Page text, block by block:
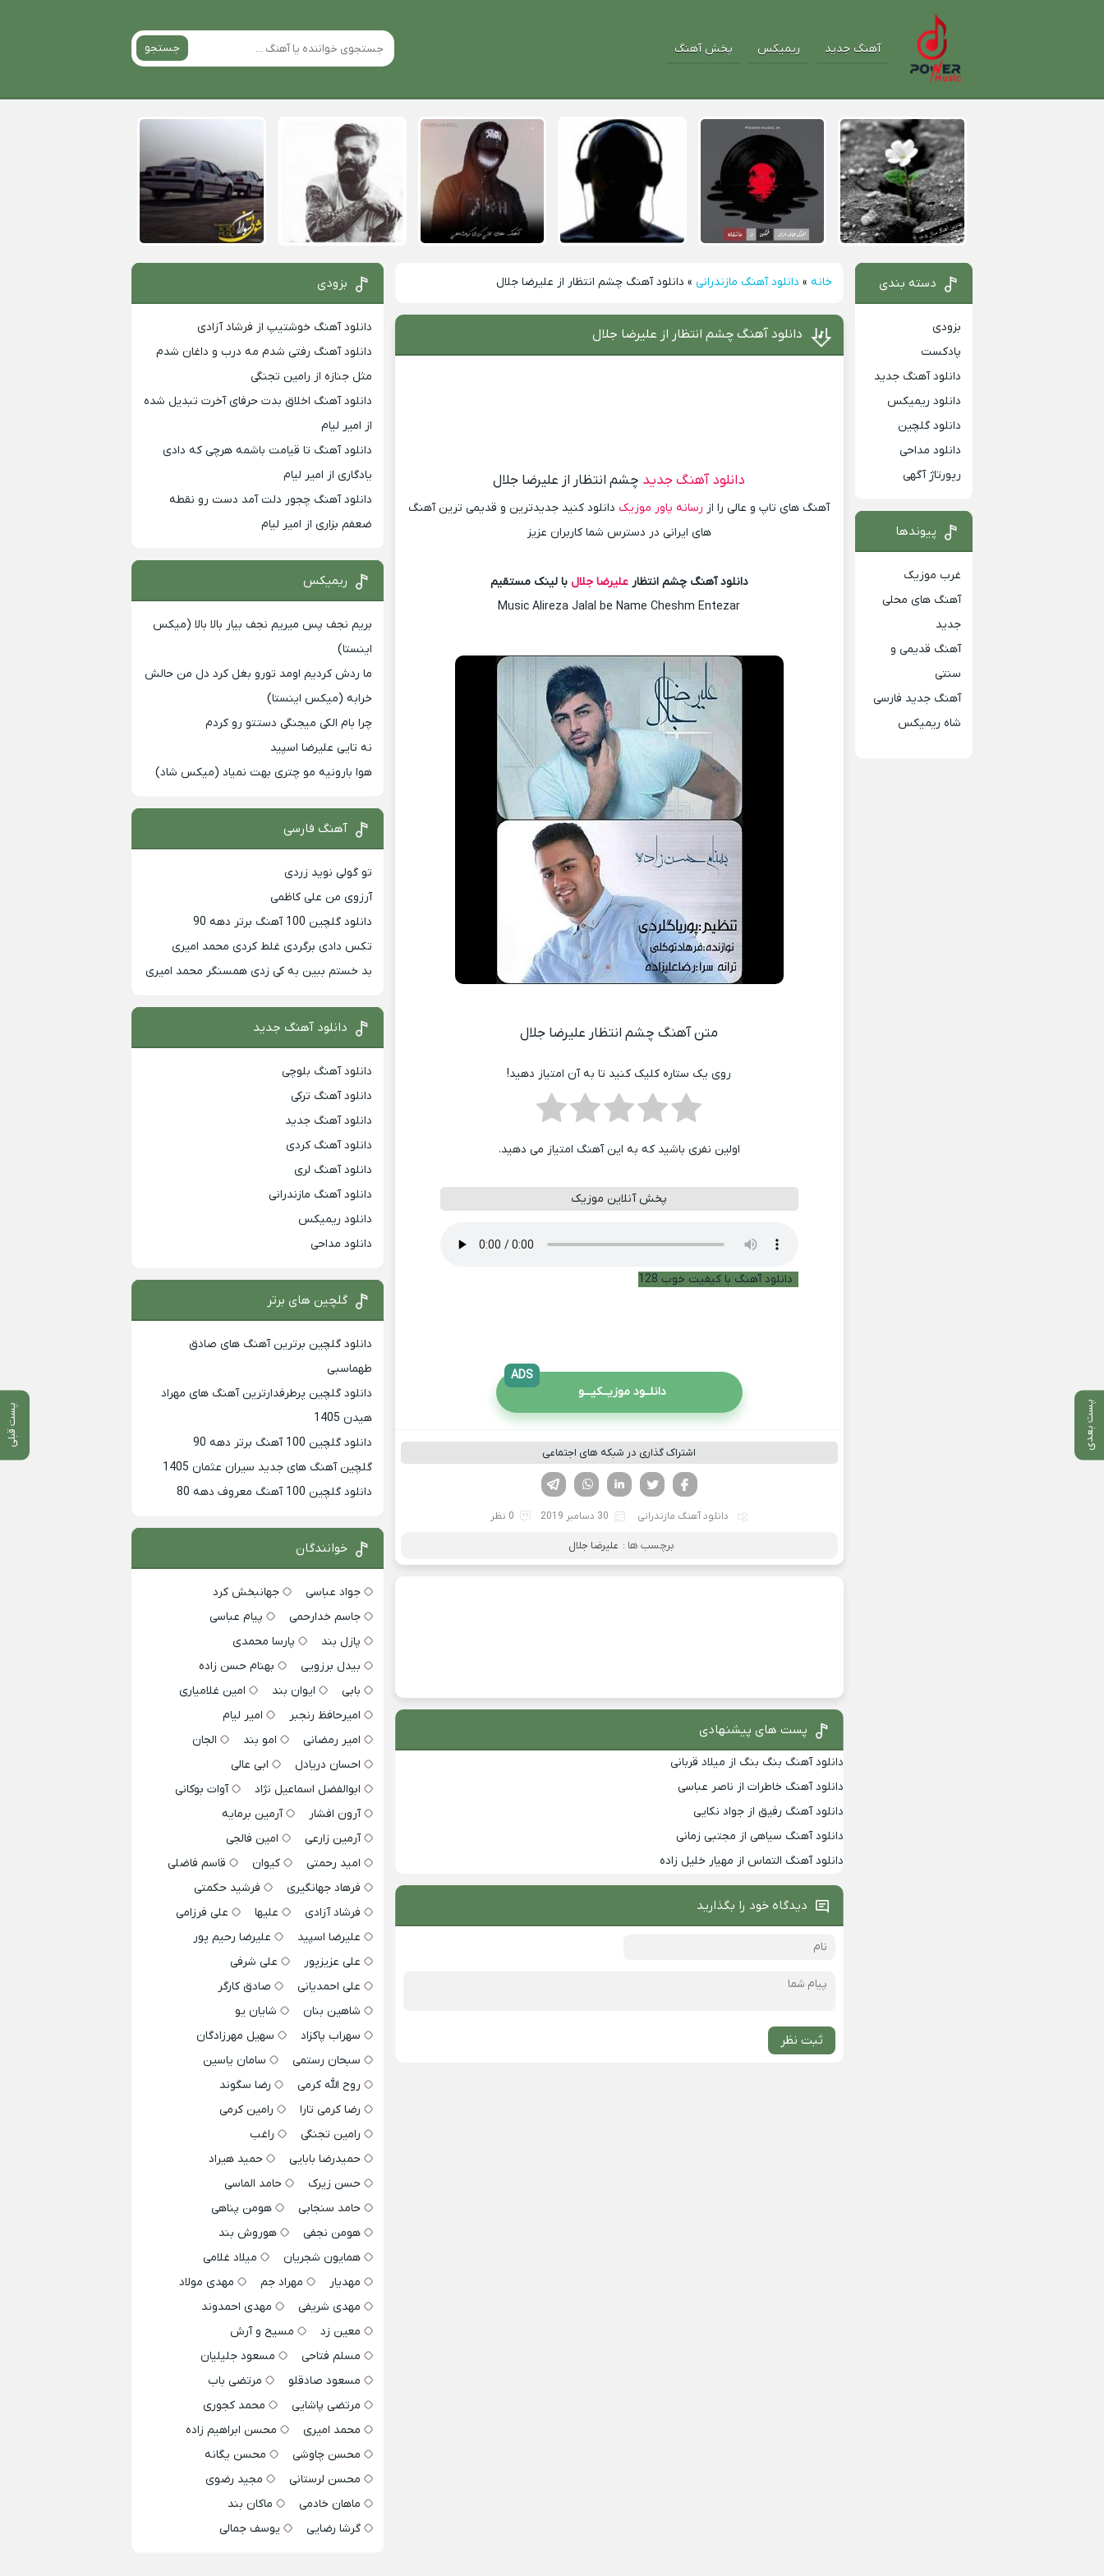
آهنگ جدید ریمیکس پخش آهنگ جستجو
خانه » دانلود آهنگ مازندرانی » دانلود آهنگ چشم انتظار از علیرضا جلال
پست بعدی پست قبلی
دانلود آهنگ چشم انتظار از علیرضا جلال
دانلود آهنگ جدید چشم انتظار از علیرضا جلال
آهنگ های تاپ و عالی را از رسانه پاور موزیک دانلود کنید جدیدترین و قدیمی ترین آهنگ
های ایرانی در دسترس شما کاربران عزیز
دانلود آهنگ چشم انتظارعلیرضا جلال با لینک مستقیم
Music Alireza Jalal be Name Cheshm Entezar
متن آهنگ چشم انتظار علیرضا جلال
روی یک ستاره کلیک کنید تا به آن امتیاز دهید!
اولین نفری باشید که به این آهنگ امتیاز می دهید.
پخش آنلاین موزیک
دانلود آهنگ با کیفیت خوب 128
دانلــود موزیــکیـــو
ADS
اشتراک گذاری در شبکه های اجتماعی
لینکدین تویتر
فیسوک
دانلود آهنگ مازندرانی 30 دسامبر 2019 0 نظر
برچسب ها : علیرضا جلال
پست های پیشنهادی
دانلود آهنگ بنگ بنگ از میلاد قربانی
دانلود آهنگ خاطرات از ناصر عباسی
دانلود آهنگ رفیق از جواد نکایی
دانلود آهنگ سیاهی از مجتبی زمانی
دانلود آهنگ التماس از مهیار خلیل زاده
دیدگاه خود را بگذارید
ثبت نظر
دسته بندی
بزودی
پادکست
دانلود آهنگ جدید
دانلود ریمیکس
دانلود گلچین
دانلود مداحی
رپورتاژ آگهی
پیوندها
غرب موزیک
آهنگ های محلی
جدید
آهنگ قدیمی و
سنتی
آهنگ جدید فارسی
شاه ریمیکس
بزودی
دانلود آهنگ خوشتیپ از فرشاد آزادی
دانلود آهنگ رفتی شدم مه درب و داغان شدم
مثل جنازه از رامین تجنگی
دانلود آهنگ اخلاق بدت حرفای آخرت تبدیل شده
از امیر لیام
دانلود آهنگ تا قیامت باشمه هرچی که دادی
یادگاری از امیر لیام
دانلود آهنگ چجور دلت آمد دست رو نقطه
ضعفم بزاری از امیر لیام
ریمیکس
بریم نجف پس میریم نجف بیار بالا بالا (میکس
اینستا)
ما ردش کردیم اومد تورو بغل کرد دل من حالش
خرابه (میکس اینستا)
چرا بام الکی میجنگی دستتو رو کردم
نه تایی علیرضا اسپید
هوا بارونیه مو چتری بهت نمیاد (میکس شاد)
آهنگ فارسی
تو گولی نوید زردی
آرزوی من علی کاظمی
دانلود گلچین 100 آهنگ برتر دهه 90
تکس دادی برگردی غلط کردی محمد امیری
بد خستم ببین به کی زدی همسنگر محمد امیری
دانلود آهنگ جدید
دانلود آهنگ بلوچی
دانلود آهنگ ترکی
دانلود آهنگ جدید
دانلود آهنگ کردی
دانلود آهنگ لری
دانلود آهنگ مازندرانی
دانلود ریمیکس
دانلود مداحی
گلچین های برتر
دانلود گلچین برترین آهنگ های صادق
طهماسبی
دانلود گلچین پرطرفدارترین آهنگ های مهراد
هیدن 1405
دانلود گلچین 100 آهنگ برتر دهه 90
گلچین آهنگ های جدید سیران عثمان 1405
دانلود گلچین 100 آهنگ معروف دهه 80
خوانندگان
جواد عباسی
جهانبخش کرد
جاسم خدارحمی
پیام عباسی
پازل بند
پارسا محمدی
بیدل برزویی
بهنام حسن زاده
بابی
ایوان بند
امین غلامیاری
امیرحافظ رنجبر
امیر لیام
امیر رمضانی
امو بند
الجان
احسان دریادل
ابی عالی
ابوالفضل اسماعیل نژاد
آوات بوکانی
آرون افشار
آرمین برمایه
آرمین زارعی
امین فالجی
امید رحمتی
کیوان
قاسم فاضلی
فرهاد جهانگیری
فرشید حکمتی
فرشاد آزادی
علیها
علی فرزامی
علیرضا اسپید
علیرضا رحیم پور
علی عزیزپور
علی شرفی
علی احمدیانی
صادق کارگر
شاهین بنان
شایان یو
سهراب پاکزاد
سهیل مهرزادگان
سبحان رستمی
سامان یاسین
روح الله کرمی
رضا سگوند
رضا کرمی تارا
رامین کرمی
رامین تجنگی
راغب
حمیدرضا بابایی
حمید هیراد
حسن زیرک
حامد الماسی
حامد سنجابی
هومن پناهی
هومن نجفی
هوروش بند
همایون شجریان
میلاد غلامی
مهدیار
مهراد جم
مهدی مولاد
مهدی شریفی
مهدی احمدوند
معین زد
مسیح و آرش
مسلم فتاحی
مسعود جلیلیان
مسعود صادقلو
مرتضی باب
مرتضی پاشایی
محمد کجوری
محمد امیری
محسن ابراهیم زاده
محسن چاوشی
محسن یگانه
محسن لرستانی
مجید رضوی
ماهان خادمی
ماکان بند
گرشا رضایی
یوسف جمالی